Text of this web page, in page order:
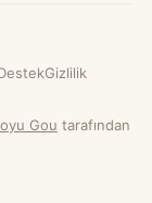
Gizlilik
Gou tarafından